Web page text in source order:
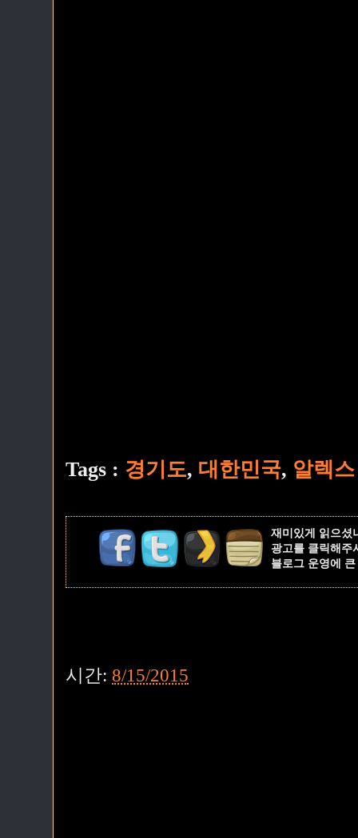
Tags : 경기도, 대한민국, 알렉
재미있게 읽으셨
광고를 클릭해주
블로그 운영에
시간: 8/15/2015